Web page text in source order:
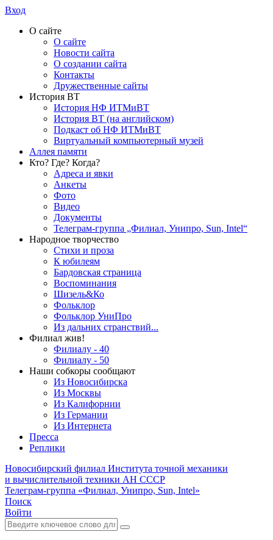
Вход
О сайте
О сайте
Новости сайта
О создании сайта
Контакты
Дружественные сайты
История ВТ
История НФ ИТМиВТ
История ВТ (на английском)
Подкаст об НФ ИТМиВТ
Виртуальный компьютерный музей
Аллея памяти
Кто? Где? Когда?
Адреса и явки
Анкеты
Фото
Видео
Документы
Телеграм-группа „Филиал, Унипро, Sun, Intel“
Народное творчество
Стихи и проза
К юбилеям
Бардовская страница
Воспоминания
Шизель&Ко
Фольклор
Фольклор УниПро
Из дальних странствий...
Филиал жив!
Филиалу - 40
Филиалу - 50
Наши собкоры сообщают
Из Новосибирска
Из Москвы
Из Калифорнии
Из Германии
Из Интернета
Пресса
Реплики
Новосибирский филиал Института точной механики
и вычислительной техники АН СССР
Телеграм-группа «Филиал, Унипро, Sun, Intel»
Поиск
Войти